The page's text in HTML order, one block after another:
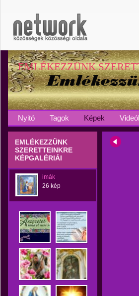
EMLÉKEZZÜNK
Nyitó Tagok Képek
EMLÉKEZZÜNK
SZERETTEINKRE
KÉPGALÉRIÁI
imák
26 kép